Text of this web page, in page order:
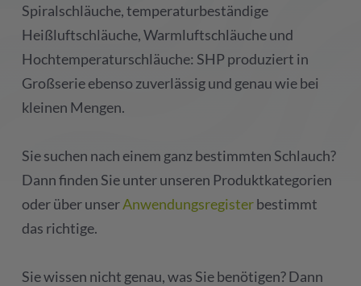
Spiralschläuche, temperaturbeständige
Heißluftschläuche, Warmluftschläuche und
Hochtemperaturschläuche: SHP produziert in
Großserie ebenso zuverlässig und genau wie bei
kleinen Mengen.
Sie suchen nach einem ganz bestimmten Schlauch?
Dann finden Sie unter unseren Produktkategorien
oder über unserAnwendungsregisterbestimmt
das richtige.
Sie wissen nicht genau, was Sie benötigen? Dann